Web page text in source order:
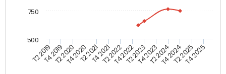
T2 2019T4 2019T2 2020T4 2020T2 2021T4 2021T2 2022T4 2022T2 2023T4 2023T2 2024T4 2024T2 2025T4 2025
500
750